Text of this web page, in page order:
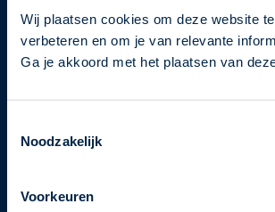
Wij plaatsen cookies om deze website
verbeteren en om je van relevante
Ga je akkoord met het plaatsen van
Noodzakelijk
Voorkeuren
Direct naar
Ons verhaal
Bezuidenhoutseweg 12
T+31 70 349 03 49